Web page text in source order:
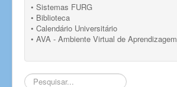
• Sistemas FURG
• Biblioteca
• Calendário Universitário
• AVA - Ambiente Virtual de Aprendizagem
Pesquisar...